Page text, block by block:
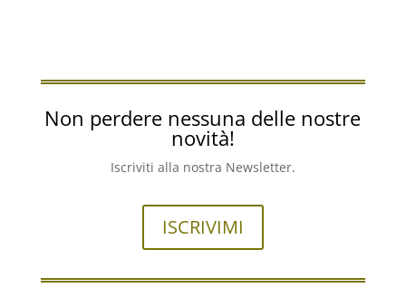
Non perdere nessuna delle nostre
novità!
Iscriviti alla nostra Newsletter.
ISCRIVIMI